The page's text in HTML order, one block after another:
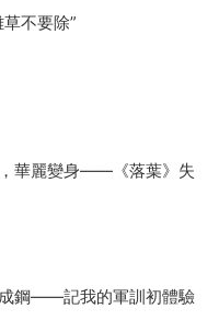
不要除”
華麗變身——《落葉》失
鋼——記我的軍訓初體驗